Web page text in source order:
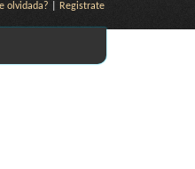
olvidada? Registrate